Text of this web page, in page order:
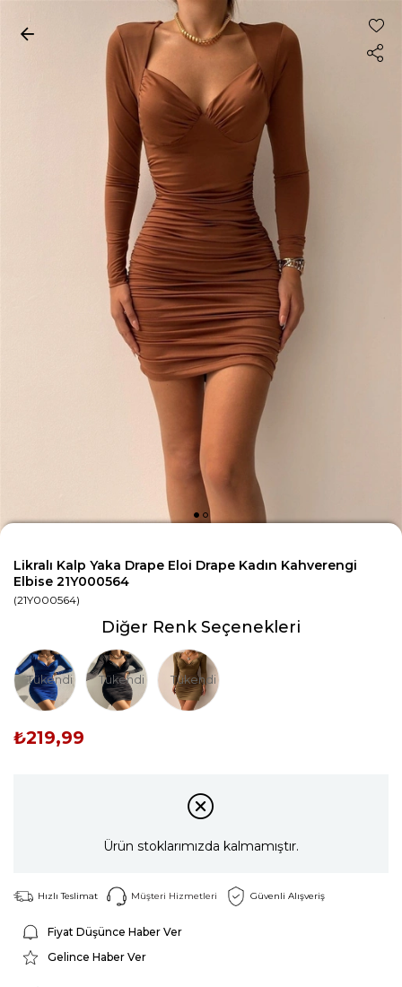
Likralı Kalp Yaka Drape Eloi Drape Kadın Kahverengi
Elbise 21Y000564
(21Y000564)
Diğer Renk Seçenekleri
Tükendi Tükendi Tükendi
₺219,99
Ürün stoklarımızda kalmamıştır.
Hızlı Teslimat Müşteri Hizmetleri Güvenli Alışveriş
Fiyat Düşünce Haber Ver
Gelince Haber Ver